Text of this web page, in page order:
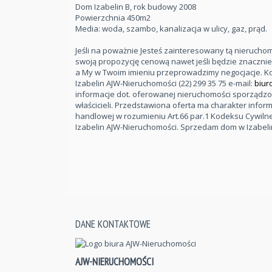
Dom Izabelin B, rok budowy 2008
Powierzchnia 450m2
Media: woda, szambo, kanalizacja w ulicy, gaz, prąd.
Jeśli na poważnie Jesteś zainteresowany tą
swoją propozycję cenową nawet jeśli będzie
a My w Twoim imieniu przeprowadzimy negocjacje.
Izabelin AJW-Nieruchomości (22) 299 35 75 e-mail:
informacje dot. oferowanej nieruchomości
właścicieli. Przedstawiona oferta ma charakter
handlowej w rozumieniu Art.66 par.1 Kodeksu
Izabelin AJW-Nieruchomości. Sprzedam dom w
DANE KONTAKTOWE
AJW-NIERUCHOMOŚCI